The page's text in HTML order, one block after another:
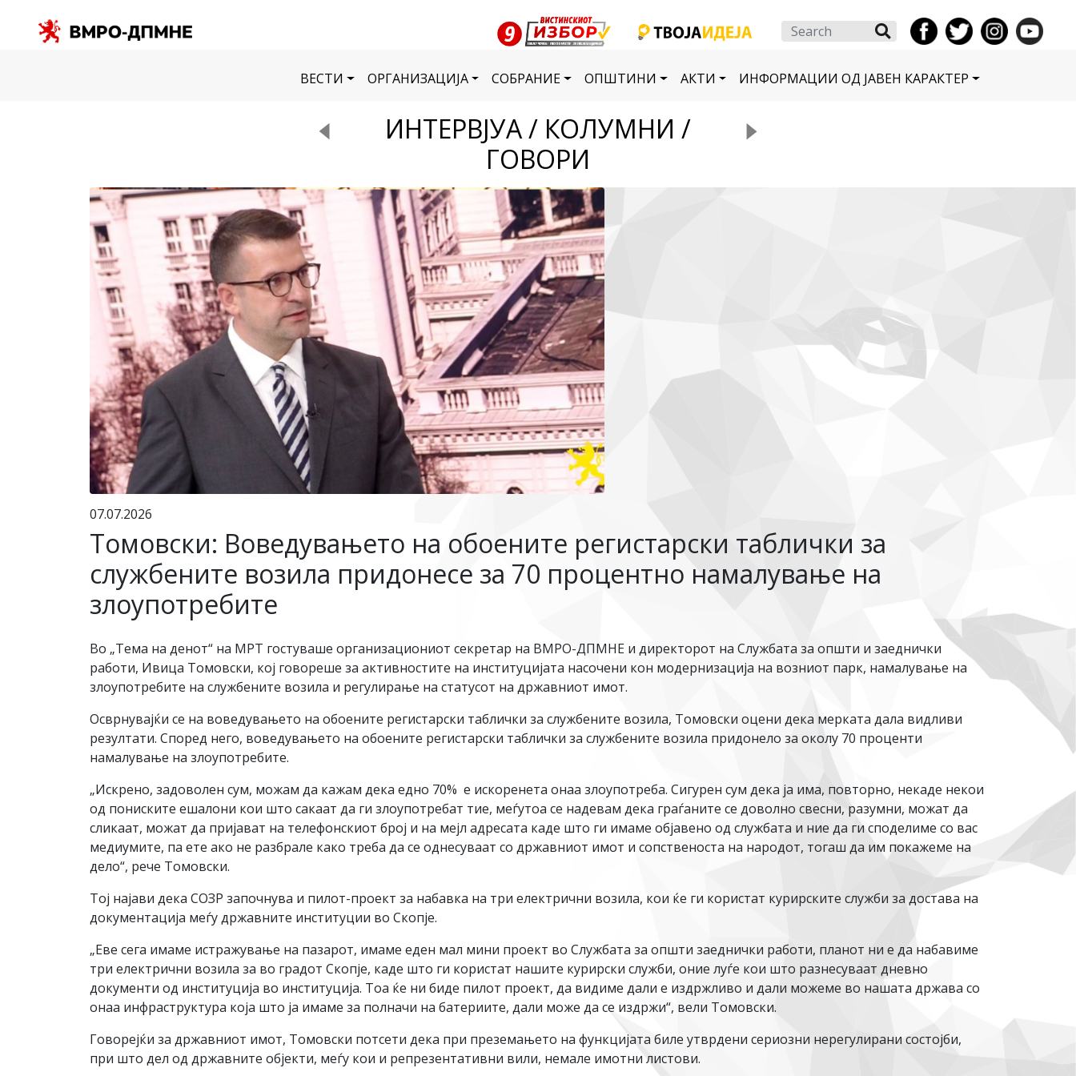
Search
ВЕСТИ ОРГАНИЗАЦИЈА СОБРАНИЕ ОПШТИНИ АКТИ ИНФОРМАЦИИ ОД ЈАВЕН КАРАКТЕР
ИНТЕРВЈУА / КОЛУМНИ /
ГОВОРИ
07.07.2026
Томовски: Воведувањето на обоените регистарски таблички за
службените возила придонесе за 70 процентно намалување на
злоупотребите
Во „Тема на денот“ на МРТ гостуваше организациониот секретар на ВМРО-ДПМНЕ и директорот на Службата за општи и заеднички
работи, Ивица Томовски, кој говореше за активностите на институцијата насочени кон модернизација на возниот парк, намалување на
злоупотребите на службените возила и регулирање на статусот на државниот имот.
Осврнувајќи се на воведувањето на обоените регистарски таблички за службените возила, Томовски оцени дека мерката дала видливи
резултати. Според него, воведувањето на обоените регистарски таблички за службените возила придонело за околу 70 проценти
намалување на злоупотребите.
„Искрено, задоволен сум, можам да кажам дека едно 70% е искоренета онаа злоупотреба. Сигурен сум дека ја има, повторно, некаде некои
од пониските ешалони кои што сакаат да ги злоупотребат тие, меѓутоа се надевам дека граѓаните се доволно свесни, разумни, можат да
сликаат, можат да пријават на телефонскиот број и на мејл адресата каде што ги имаме објавено од службата и ние да ги споделиме со вас
медиумите, па ете ако не разбрале како треба да се однесуваат со државниот имот и сопственоста на народот, тогаш да им покажеме на
дело“, рече Томовски.
Тој најави дека СОЗР започнува и пилот-проект за набавка на три електрични возила, кои ќе ги користат курирските служби за достава на
документација меѓу државните институции во Скопје.
„Еве сега имаме истражување на пазарот, имаме еден мал мини проект во Службата за општи заеднички работи, планот ни е да набавиме
три електрични возила за во градот Скопје, каде што ги користат нашите курирски служби, оние луѓе кои што разнесуваат дневно
документи од институција во институција. Тоа ќе ни биде пилот проект, да видиме дали е издржливо и дали можеме во нашата држава со
онаа инфраструктура која што ја имаме за полначи на батериите, дали може да се издржи“, вели Томовски.
Говорејќи за државниот имот, Томовски потсети дека при преземањето на функцијата биле утврдени сериозни нерегулирани состојби,
при што дел од државните објекти, меѓу кои и репрезентативни вили, немале имотни листови.